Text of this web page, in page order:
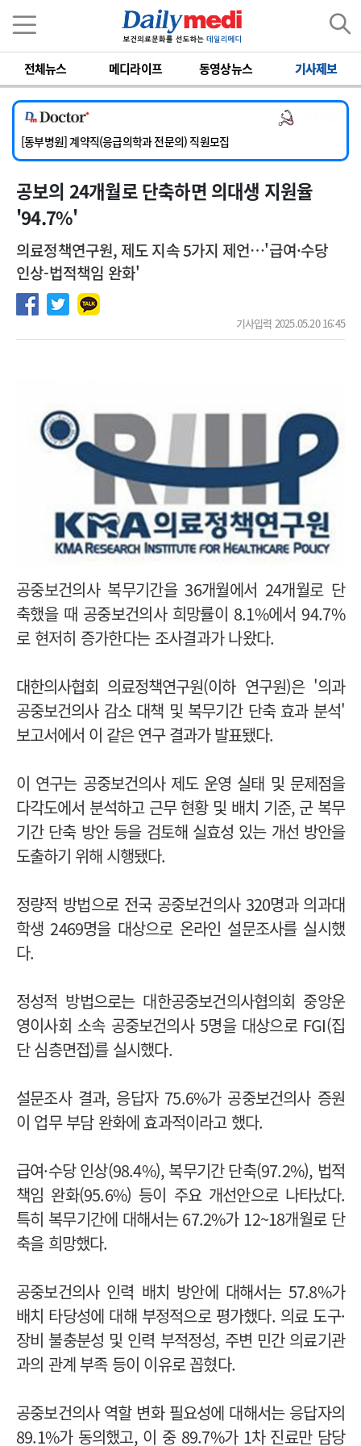
전체뉴스 메디라이프 동영상뉴스 기사제보
[서울아산병원] 2026년 하반기 인턴 모집
[영남대학교의료원] 마취통증의학과 임기제 임상의사 채용
[충남대학교병원] 소아청소년과(소아응급전담) 계약직 의사 공개채용
[동부병원] 계약직(응급의학과 전문의) 직원모집
[이대목동병원] 하반기 전공의(레지던트1년차) 모집
[서울아산병원] 2026년 하반기 인턴 모집
[영남대학교의료원] 마취통증의학과 임기제 임상의사 채용
공보의 24개월로 단축하면 의대생 지원율
'94.7%'
의료정책연구원, 제도 지속 5가지 제언…'급여·수당
인상-법적책임 완화'
기사입력 2025.05.20 16:45
공중보건의사 복무기간을 36개월에서 24개월로 단
축했을 때 공중보건의사 희망률이 8.1%에서 94.7%
로 현저히 증가한다는 조사결과가 나왔다.
대한의사협회 의료정책연구원(이하 연구원)은 '의과
공중보건의사 감소 대책 및 복무기간 단축 효과 분석'
보고서에서 이 같은 연구 결과가 발표됐다.
이 연구는 공중보건의사 제도 운영 실태 및 문제점을
다각도에서 분석하고 근무 현황 및 배치 기준, 군 복무
기간 단축 방안 등을 검토해 실효성 있는 개선 방안을
도출하기 위해 시행됐다.
정량적 방법으로 전국 공중보건의사 320명과 의과대
학생 2469명을 대상으로 온라인 설문조사를 실시했
다.
정성적 방법으로는 대한공중보건의사협의회 중앙운
영이사회 소속 공중보건의사 5명을 대상으로 FGI(집
단 심층면접)를 실시했다.
설문조사 결과, 응답자 75.6%가 공중보건의사 증원
이 업무 부담 완화에 효과적이라고 했다.
급여·수당 인상(98.4%), 복무기간 단축(97.2%), 법적
책임 완화(95.6%) 등이 주요 개선안으로 나타났다.
특히 복무기간에 대해서는 67.2%가 12~18개월로 단
축을 희망했다.
공중보건의사 인력 배치 방안에 대해서는 57.8%가
배치 타당성에 대해 부정적으로 평가했다. 의료 도구·
장비 불충분성 및 인력 부적정성, 주변 민간 의료기관
과의 관계 부족 등이 이유로 꼽혔다.
공중보건의사 역할 변화 필요성에 대해서는 응답자의
89.1%가 동의했고, 이 중 89.7%가 1차 진료만 담당